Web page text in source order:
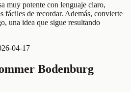
muy potente con lenguaje claro,
fáciles de recordar. Además, convierte
una idea que sigue resultando
04-17
Bodenburg